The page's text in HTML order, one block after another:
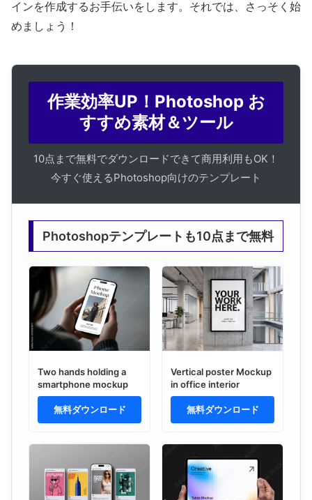
インを作成するお手伝いをします。それでは、さっそく始
めましょう！
作業効率UP！Photoshop お
すすめ素材＆ツール
10点まで無料でダウンロードできて商用利用もOK！
今すぐ使えるPhotoshop向けのテンプレート
Photoshopテンプレートも10点まで無料
Two hands holding a
smartphone mockup
無料ダウンロード
Vertical poster Mockup
in office interior
無料ダウンロード